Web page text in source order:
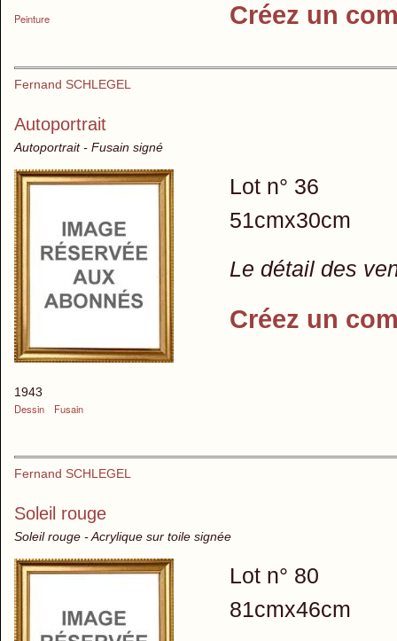
Peinture Créez un
Fernand SCHLEGEL
Autoportrait
Autoportrait - Fusain signé
1943
Dessin
Fusain
Lot n° 36
51cmx30cm
Le détail des
Créez un
Fernand SCHLEGEL
Soleil rouge
Soleil rouge - Acrylique sur toile signée
Lot n° 80
81cmx46cm